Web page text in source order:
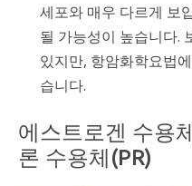
세포와 매우 다르게 보
될 가능성이 높습니다.
있지만, 항암화학요법
습니다.
에스트로겐 수용
론 수용체(PR)